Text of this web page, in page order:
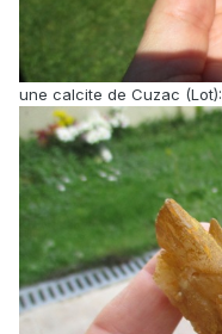
une calcite de Cuzac (Lot):